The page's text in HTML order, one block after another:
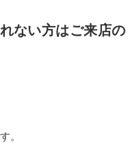
ない方はご来店の
。